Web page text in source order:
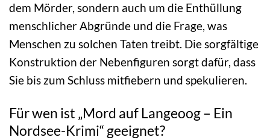
dem Mörder, sondern auch um die Enthüllung
menschlicher Abgründe und die Frage, was
Menschen zu solchen Taten treibt. Die sorgfältige
Konstruktion der Nebenfiguren sorgt dafür, dass
Sie bis zum Schluss mitfiebern und spekulieren.
Für wen ist „Mord auf Langeoog – Ein
Nordsee-Krimi“ geeignet?